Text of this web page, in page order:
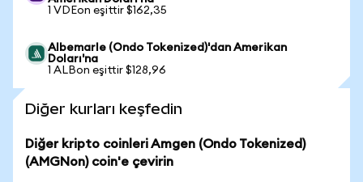
1 VDEon eşittir $162,35
Albemarle (Ondo Tokenized)'dan Amerikan
Doları'na
1 ALBon eşittir $128,96
Diğer kurları keşfedin
Diğer kripto coinleri Amgen (Ondo Tokenized)
(AMGNon) coin'e çevirin